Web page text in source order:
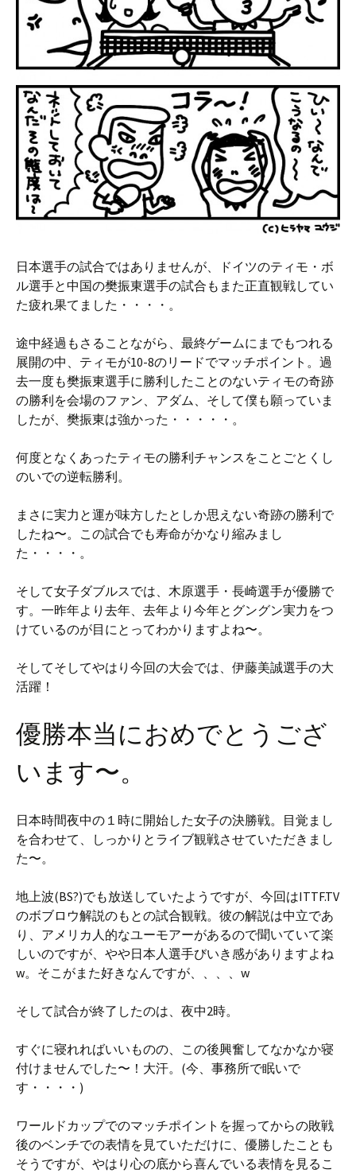
日本選手の試合ではありませんが、ドイツのティモ・ボ
ル選手と中国の樊振東選手の試合もまた正直観戦してい
た疲れ果てました・・・・。
途中経過もさることながら、最終ゲームにまでもつれる
展開の中、ティモが10-8のリードでマッチポイント。過
去一度も樊振東選手に勝利したことのないティモの奇跡
の勝利を会場のファン、アダム、そして僕も願っていま
したが、樊振東は強かった・・・・・。
何度となくあったティモの勝利チャンスをことごとくし
のいでの逆転勝利。
まさに実力と運が味方したとしか思えない奇跡の勝利で
したね〜。この試合でも寿命がかなり縮みまし
た・・・・。
そして女子ダブルスでは、木原選手・長崎選手が優勝で
す。一昨年より去年、去年より今年とグングン実力をつ
けているのが目にとってわかりますよね〜。
そしてそしてやはり今回の大会では、伊藤美誠選手の大
活躍！
優勝本当におめでとうござ
います〜。
日本時間夜中の１時に開始した女子の決勝戦。目覚まし
を合わせて、しっかりとライブ観戦させていただきまし
た〜。
地上波(BS?)でも放送していたようですが、今回はITTF.TV
のボブロウ解説のもとの試合観戦。彼の解説は中立であ
り、アメリカ人的なユーモアーがあるので聞いていて楽
しいのですが、やや日本人選手びいき感がありますよね
w。そこがまた好きなんですが、、、、w
そして試合が終了したのは、夜中2時。
すぐに寝れればいいものの、この後興奮してなかなか寝
付けませんでした〜！大汗。(今、事務所で眠いで
す・・・・)
ワールドカップでのマッチポイントを握ってからの敗戦
後のベンチでの表情を見ていただけに、優勝したことも
そうですが、やはり心の底から喜んでいる表情を見るこ